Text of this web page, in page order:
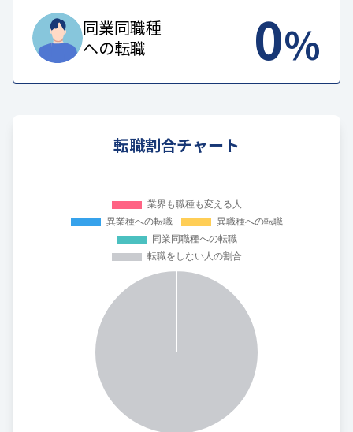
同業同職種
への転職
0%
転職割合チャート